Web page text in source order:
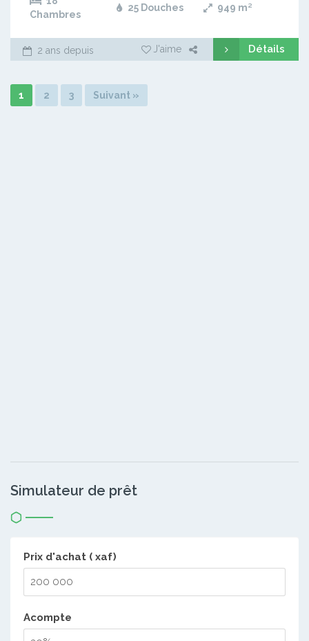
Chambres
25 Douches 949 m²
2 ans depuis J'aime Détails
1 2 3 Suivant »
Simulateur de prêt
Prix d'achat ( xaf)
Acompte